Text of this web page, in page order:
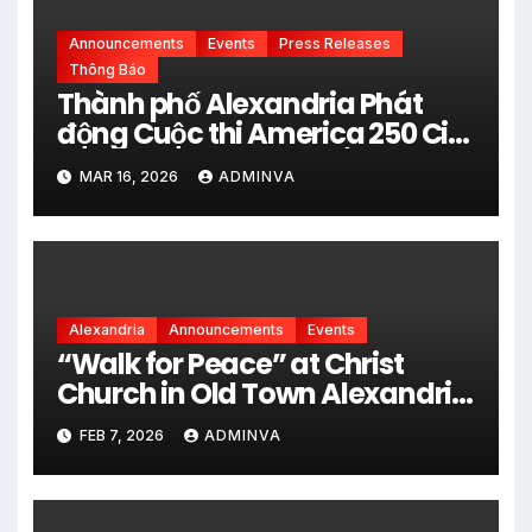
Announcements Events
Press Releases
Thông Báo
Thành phố Alexandria Phát
động Cuộc thi America 250 City
Art Poster Project” Nhằm kỷ
niệm 250 năm thành lập Hợp
chủng quốc Hoa Kỳ vào năm
2026
MAR 16, 2026 ADMINVA
Alexandria Announcements Events
“Walk for Peace” at Christ
Church in Old Town Alexandria
on Monday, February 9, 2026
FEB 7, 2026 ADMINVA